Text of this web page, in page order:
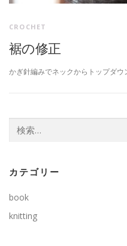
CROCHET
裾の修正
かぎ針編みでネックからトップダ
索:
カテゴリー
book
knitting